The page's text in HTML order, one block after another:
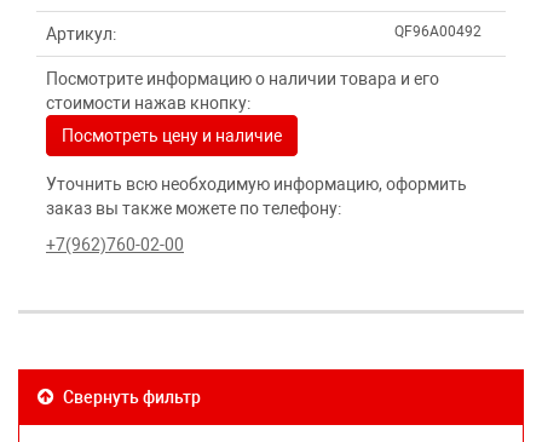
Артикул: QF96A00492
Посмотрите информацию о наличии товара и его
стоимости нажав кнопку:
Посмотреть цену и наличие
Уточнить всю необходимую информацию, оформить
заказ вы также можете по телефону:
+7(962)760-02-00
Свернуть фильтр